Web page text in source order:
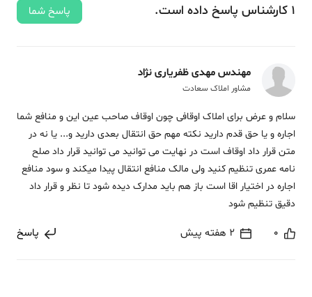
1 کارشناس پاسخ داده‌ است. پاسخ شما
مهندس مهدی ظفریاری نژاد
مشاور املاک سعادت
سلام و عرض برای املاک اوقافی چون اوقاف صاحب عین این و منافع شما
اجاره و یا حق قدم دارید نکته مهم حق انتقال بعدی دارید و... یا نه در
متن قرار داد اوقاف است در نهایت می توانید می توانید قرار داد صلح
نامه عمری تنظیم کنید ولی مالک منافع انتقال پیدا میکند و سود منافع
اجاره در اختیار اقا است باز هم باید مدارک دیده شود تا نظر و قرار داد
دقیق تنظیم شود
0 2 هفته پیش پاسخ